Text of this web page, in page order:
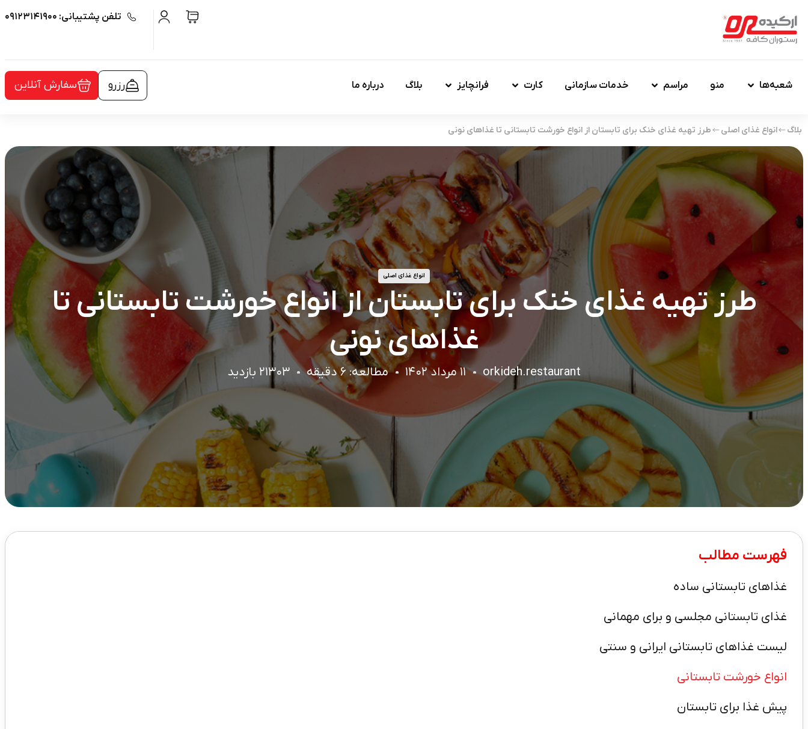
تلفن پشتیبانی: ۰۹۱۲۳۱۴۱۹۰۰
شعبه‌ها منو مراسم خدمات سازمانی کارت فرانچایز بلاگ درباره ما سفارش آنلاین رزرو
بلاگ انواع غذای اصلی طرز تهیه غذای خنک برای تابستان از انواع خورشت تابستانی تا غذاهای نونی
انواع غذای اصلی
طرز تهیه غذای خنک برای تابستان از انواع خورشت تابستانی تا
غذاهای نونی
orkideh.restaurant ۱۱ مرداد ۱۴۰۲ مطالعه: ۶ دقیقه ۲۱۳۰۳ بازدید
فهرست مطالب
غذاهای تابستانی ساده
غذای تابستانی مجلسی و برای مهمانی
لیست غذاهای تابستانی ایرانی و سنتی
انواع خورشت تابستانی
پیش غذا برای تابستان